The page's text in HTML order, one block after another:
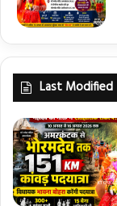
Last Modified